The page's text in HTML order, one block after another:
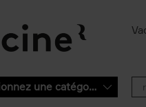
Sélectionnez une catégorie